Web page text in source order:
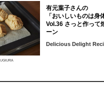
有元葉子さんの
「おいしいものは身
Vol.36 さっと作って
ーン
Delicious Delight